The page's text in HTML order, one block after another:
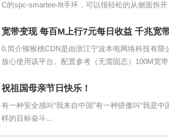
C的spc-smartee-fit手环，可以很轻松的从侧面拆
的是蓝牙和单片机的SOC，...
宽带变现 每百M上行7元每日收益 千兆宽
0.简介猕猴桃CDN是由浙江宁波本电网络科技有
放心使用该平台。配置参考（无需固态）100M宽
CPU 4G内存 1000G机械硬盘500M宽带-4核CPU
祝祖国母亲节日快乐！
有一种安全感叫“我来自中国”有一种骄傲叫“我是
样的目标奋斗...